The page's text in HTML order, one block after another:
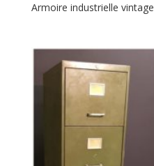
Armoire industrielle vintage